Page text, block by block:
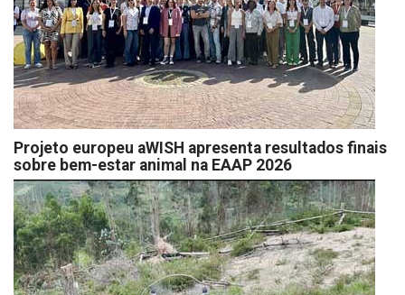
Projeto europeu aWISH apresenta resultados finais
sobre bem-estar animal na EAAP 2026